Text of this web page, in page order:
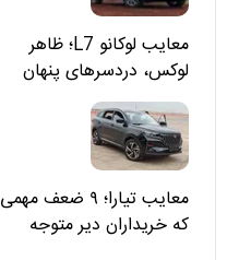
معایب لوکانو L7؛ ظاهر
لوکس، دردسرهای پنهان
معایب تیارا؛ ۹ ضعف مهمی
که خریداران دیر متوجه